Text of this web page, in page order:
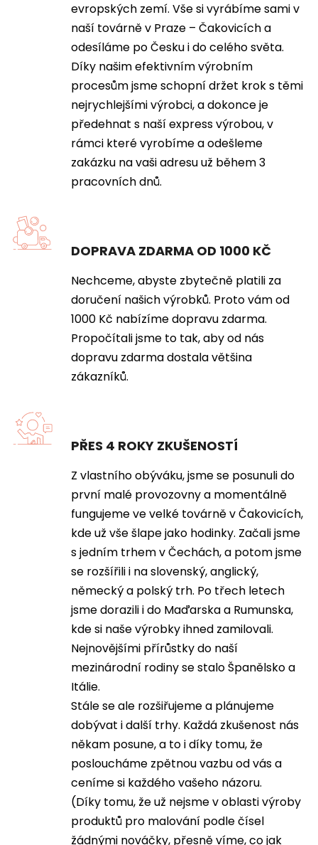
evropských zemí. Vše si vyrábíme sami v
naší továrně v Praze – Čakovicích a
odesíláme po Česku i do celého světa.
Díky našim efektivním výrobním
procesům jsme schopní držet krok s těmi
nejrychlejšími výrobci, a dokonce je
předehnat s naší express výrobou, v
rámci které vyrobíme a odešleme
zakázku na vaši adresu už během 3
pracovních dnů.
DOPRAVA ZDARMA OD 1000 KČ
Nechceme, abyste zbytečně platili za
doručení našich výrobků. Proto vám od
1000 Kč nabízíme dopravu zdarma.
Propočítali jsme to tak, aby od nás
dopravu zdarma dostala většina
zákazníků.
PŘES 4 ROKY ZKUŠENOSTÍ
Z vlastního obýváku, jsme se posunuli do
první malé provozovny a momentálně
fungujeme ve velké továrně v Čakovicích,
kde už vše šlape jako hodinky. Začali jsme
s jedním trhem v Čechách, a potom jsme
se rozšířili i na slovenský, anglický,
německý a polský trh. Po třech letech
jsme dorazili i do Maďarska a Rumunska,
kde si naše výrobky ihned zamilovali.
Nejnovějšími přírůstky do naší
mezinárodní rodiny se stalo Španělsko a
Itálie.
Stále se ale rozšiřujeme a plánujeme
dobývat i další trhy. Každá zkušenost nás
někam posune, a to i díky tomu, že
posloucháme zpětnou vazbu od vás a
ceníme si každého vašeho názoru.
(Díky tomu, že už nejsme v oblasti výroby
produktů pro malování podle čísel
žádnými nováčky, přesně víme, co jak